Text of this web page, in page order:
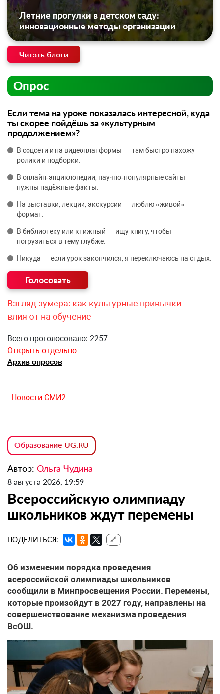
Летние прогулки в детском саду:
инновационные методы организации
Читать блоги
Опрос
Если тема на уроке показалась интересной, куда
ты скорее пойдёшь за «культурным
продолжением»?
В соцсети и на видеоплатформы — там быстро нахожу
ролики и подборки.
В онлайн‑энциклопедии, научно‑популярные сайты —
нужны надёжные факты.
На выставки, лекции, экскурсии — люблю «живой»
формат.
В библиотеку или книжный — ищу книгу, чтобы
погрузиться в тему глубже.
Никуда — если урок закончился, я переключаюсь на отдых.
Взгляд зумера: как культурные привычки
влияют на обучение
Всего проголосовало: 2257
Открыть отдельно
Архив опросов
Новости СМИ2
Образование UG.RU
Автор: Ольга Чудина
8 августа 2026, 19:59
Всероссийскую олимпиаду
школьников ждут перемены
ПОДЕЛИТЬСЯ: 🔗
Об изменении порядка проведения
всероссийской олимпиады школьников
сообщили в Минпросвещения России. Перемены,
которые произойдут в 2027 году, направлены на
совершенствование механизма проведения
ВсОШ.